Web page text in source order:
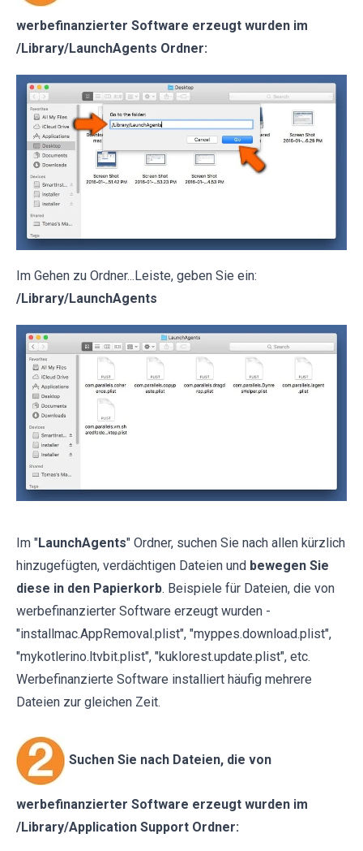
werbefinanzierter Software erzeugt wurden im
/Library/LaunchAgents Ordner:
Im Gehen zu Ordner...Leiste, geben Sie ein:
/Library/LaunchAgents
Im "LaunchAgents" Ordner, suchen Sie nach allen kürzlich
hinzugefügten, verdächtigen Dateien und bewegen Sie
diese in den Papierkorb. Beispiele für Dateien, die von
werbefinanzierter Software erzeugt wurden -
"installmac.AppRemoval.plist", "myppes.download.plist",
"mykotlerino.ltvbit.plist", "kuklorest.update.plist", etc.
Werbefinanzierte Software installiert häufig mehrere
Dateien zur gleichen Zeit.
Suchen Sie nach Dateien, die von
werbefinanzierter Software erzeugt wurden im
/Library/Application Support Ordner: